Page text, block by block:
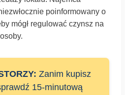
poinformowany o
mógł regulować czynsz na
Zanim kupisz
15-minutową